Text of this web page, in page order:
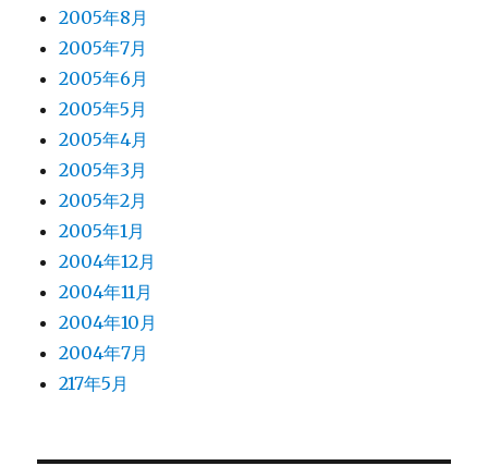
2005年8月
2005年7月
2005年6月
2005年5月
2005年4月
2005年3月
2005年2月
2005年1月
2004年12月
2004年11月
2004年10月
2004年7月
217年5月